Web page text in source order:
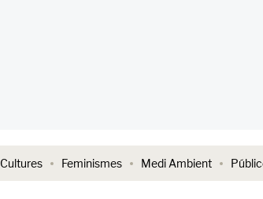
Cultures Feminismes Medi Ambient